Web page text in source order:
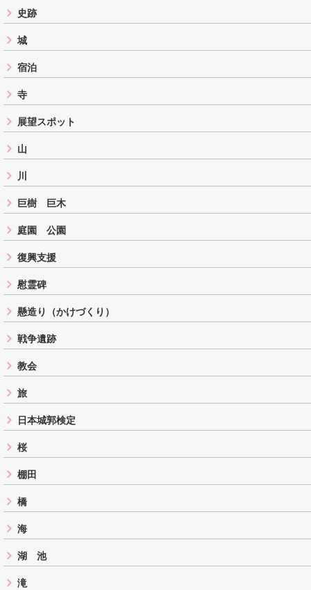
史跡
城
宿泊
寺
展望スポット
山
川
巨樹 巨木
庭園 公園
復興支援
慰霊碑
懸造り（かけづくり）
戦争遺跡
教会
旅
日本城郭検定
桜
棚田
橋
海
湖 池
滝